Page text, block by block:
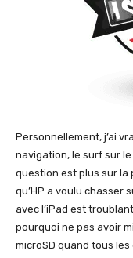
Personnellement, j’ai
navigation, le surf sur
question est plus sur la
qu’HP a voulu chasser
avec l’iPad est
pourquoi ne pas avoir
microSD quand tous